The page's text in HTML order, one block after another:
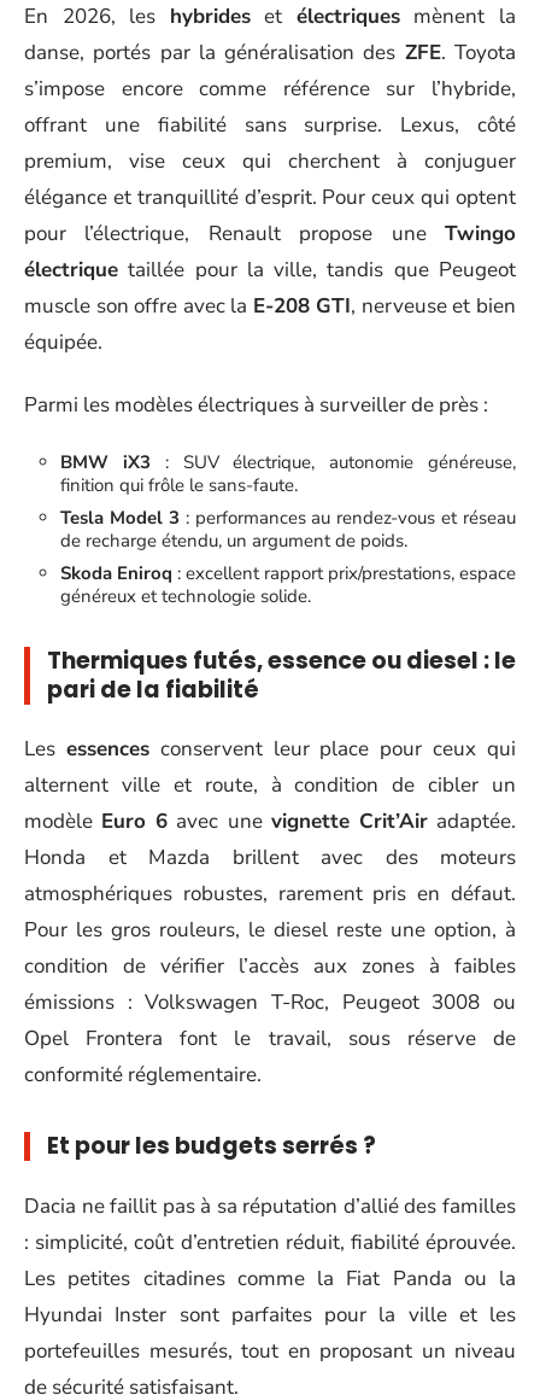
En 2026, les hybrideset électriquesmènent la
danse, portés par la généralisation des ZFE. Toyota
s’impose encore comme référence sur l’hybride,
offrant une fiabilité sans surprise. Lexus, côté
premium, vise ceux qui cherchent à conjuguer
élégance et tranquillité d’esprit. Pour ceux qui optent
pour l’électrique, Renault propose une Twingo
électrique taillée pour la ville, tandis que Peugeot
muscle son offre avec la E-208 GTI, nerveuse et bien
équipée.
Parmi les modèles électriques à surveiller de près :
BMW iX3 : SUV électrique, autonomie généreuse,
finition qui frôle le sans-faute.
Tesla Model 3 : performances au rendez-vous et réseau
de recharge étendu, un argument de poids.
Skoda Eniroq : excellent rapport prix/prestations, espace
généreux et technologie solide.
Thermiques futés, essence ou diesel : le
pari de la fiabilité
Les essencesconservent leur place pour ceux qui
alternent ville et route, à condition de cibler un
modèle Euro 6 avec une vignette Crit’Airadaptée.
Honda et Mazda brillent avec des moteurs
atmosphériques robustes, rarement pris en défaut.
Pour les gros rouleurs, le diesel reste une option, à
condition de vérifier l’accès aux zones à faibles
émissions : Volkswagen T-Roc, Peugeot 3008 ou
Opel Frontera font le travail, sous réserve de
conformité réglementaire.
Et pour les budgets serrés ?
Dacia ne faillit pas à sa réputation d’allié des familles
: simplicité, coût d’entretien réduit, fiabilité éprouvée.
Les petites citadines comme la Fiat Panda ou la
Hyundai Inster sont parfaites pour la ville et les
portefeuilles mesurés, tout en proposant un niveau
de sécurité satisfaisant.